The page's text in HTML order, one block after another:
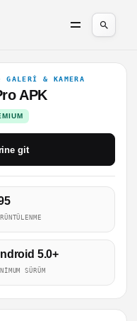
GALERI & KAMERA
APK
5.0+
SÜRÜM
git